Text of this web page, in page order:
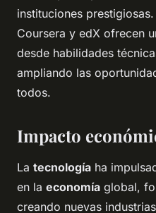
instituciones
Coursera y edX ofrecen
desde habilidades
ampliando las
todos.
Impacto
La tecnología ha
en la economía global,
creando nuevas